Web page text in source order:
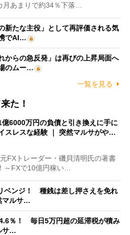
あまりで約34％下落…
新たな主役」として再評価される気
でAI…
からの急反発」は再びの上昇局面へ
のムー…
一覧を見る
た！
億6000万円の負債と引き換えに手に
スレスな経験 ｜ 突然マルサがや…
FXトレーダー・磯貝清明氏の著書
～FXで10億円稼い…
ベンジ！ 種銭は差し押さえを免れ
マルサ…
％！ 毎日5万円超の延滞税が積み
サ…